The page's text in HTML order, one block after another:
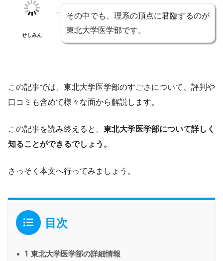
せしみん
その中でも、理系の頂点に君臨するのが
東北大学医学部です。
この記事では、東北大学医学部のすごさについて、評判や
口コミも含めて様々な面から解説します。
この記事を読み終えると、 東北大学医学部について詳しく
知ることができるでしょう。
さっそく本文へ行ってみましょう。
目次
1 東北大学医学部の詳細情報